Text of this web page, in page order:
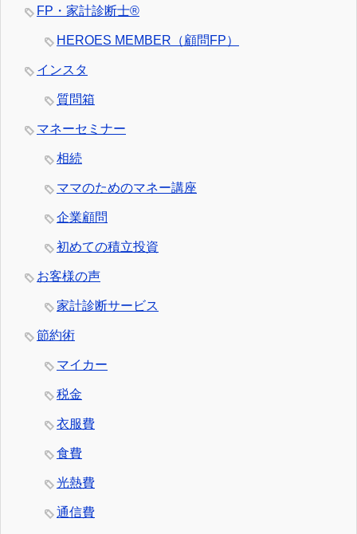
FP・家計診断士®
HEROES MEMBER（顧問FP）
インスタ
質問箱
マネーセミナー
相続
ママのためのマネー講座
企業顧問
初めての積立投資
お客様の声
家計診断サービス
節約術
マイカー
税金
衣服費
食費
光熱費
通信費